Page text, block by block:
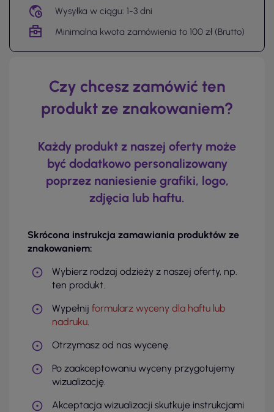
Wysyłka w ciągu: 1-3 dni
Minimalna kwota zamówienia to 100 zł (Brutto)
Czy chcesz zamówić ten
produkt ze znakowaniem?
Każdy produkt z naszej oferty może
być dodatkowo personalizowany
poprzez naniesienie grafiki, logo,
zdjęcia lub haftu.
Skrócona instrukcja zamawiania produktów ze
znakowaniem:
Wybierz rodzaj odzieży z naszej oferty, np.
ten produkt.
Wypełnij formularz wyceny dla haftu lub
nadruku.
Otrzymasz od nas wycenę.
Po zaakceptowaniu wyceny przygotujemy
wizualizację.
Akceptacja wizualizacji skutkuje instrukcjami